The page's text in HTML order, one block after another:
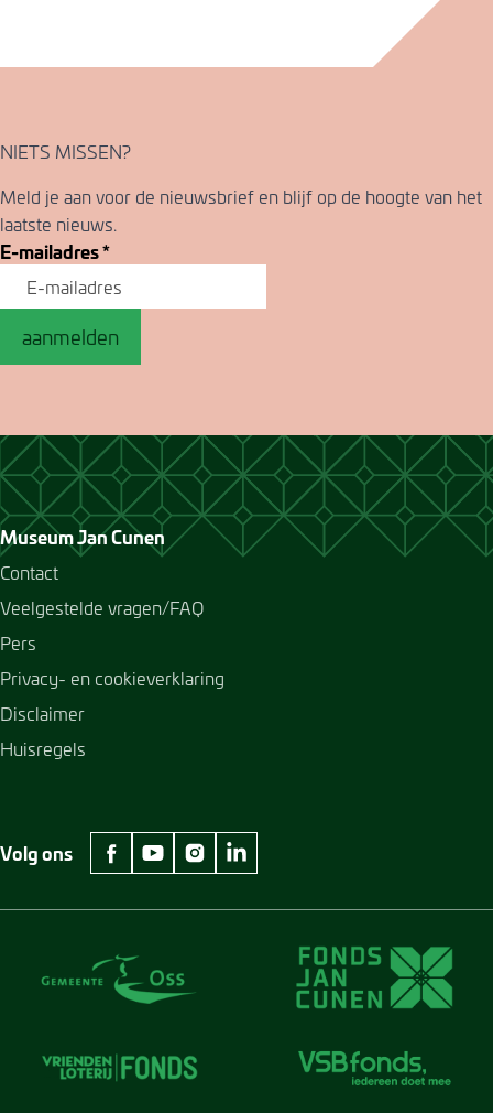
NIETS MISSEN?
Meld je aan voor de nieuwsbrief en blijf op de hoogte van het
laatste nieuws.
E-mailadres*
aanmelden
Museum Jan Cunen
Contact
Veelgestelde vragen/FAQ
Pers
Privacy- en cookieverklaring
Disclaimer
Huisregels
Volg ons
facebook Museum Jan Cunen
youtube Museum Jan Cunen
instagram Museum Jan Cunen
linkedin Museum Jan Cunen